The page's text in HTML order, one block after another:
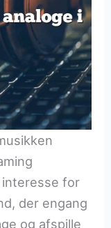
for
der engang
og afspille